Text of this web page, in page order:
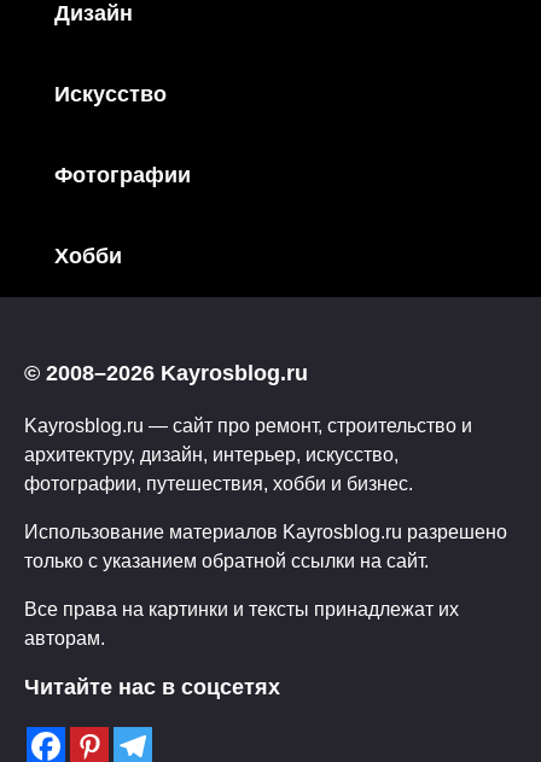
Дизайн
Искусство
Фотографии
Хобби
© 2008–2026 Kayrosblog.ru
Kayrosblog.ru — сайт про ремонт, строительство и
архитектуру, дизайн, интерьер, искусство,
фотографии, путешествия, хобби и бизнес.
Использование материалов Kayrosblog.ru разрешено
только с указанием обратной ссылки на сайт.
Все права на картинки и тексты принадлежат их
авторам.
Читайте нас в соцсетях